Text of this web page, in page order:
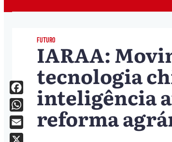
FUTURO
IARAA:
tecnologia
inteligência
reforma
Facebook
WhatsApp
Email